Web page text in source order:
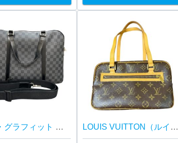
ダミエ・グラフィット ポルト ドキュマン・ヴォワヤージュ 2WAYブリーフケースをお買取りいたしました！ LOUIS VUITTON（ルイ・ヴィトン） シテMM モノグラム M51182